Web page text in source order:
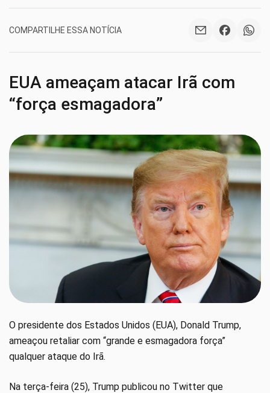
COMPARTILHE ESSA NOTÍCIA
EUA ameaçam atacar Irã com
“força esmagadora”
O presidente dos Estados Unidos (EUA), Donald Trump,
ameaçou retaliar com “grande e esmagadora força”
qualquer ataque do Irã.
Na terça-feira (25), Trump publicou no Twitter que